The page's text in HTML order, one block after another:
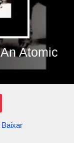
Atomic